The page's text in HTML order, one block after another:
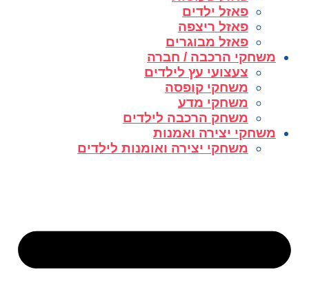
פאזל ילדים
פאזל ריצפה
פאזל מבוגרים
משחקי הרכבה / חברה
צעצועי עץ לילדים
משחקי קופסה
משחקי מדע
משחק הרכבה לילדים
משחקי יצירה ואמנות
משחקי יצירה ואומנות לילדים